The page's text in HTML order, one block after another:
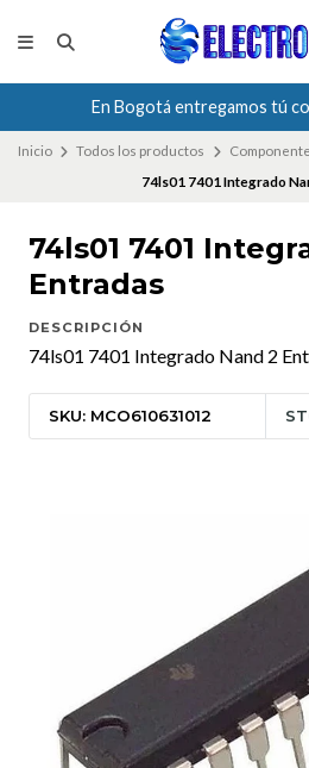
En Bogotá entregamos tú
Inicio Todos los productos
74ls01 7401 Integrado
74ls01 7401
Entradas
DESCRIPCIÓN
74ls01 7401 Integrado Nand 2
SKU: MCO610631012